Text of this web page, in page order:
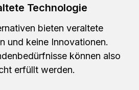
Technologie
bieten veraltete
und keine Innovationen.
können also
erfüllt werden.